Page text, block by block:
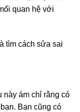
quan hệ với
tìm cách sửa sai
này ám chỉ rằng có
Bạn cũng có